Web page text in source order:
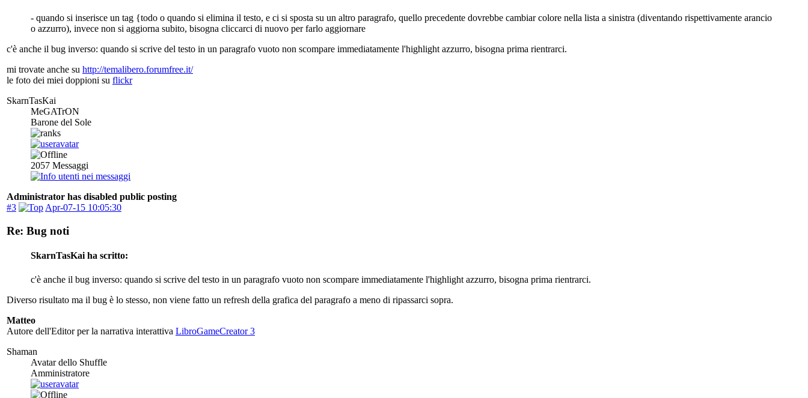
- quando si inserisce un tag {todo o quando si elimina il testo, e ci si sposta su un altro paragrafo, quello precedente dovrebbe cambiar colore nella lista a sinistra (diventando rispettivamente arancio
o azzurro), invece non si aggiorna subito, bisogna cliccarci di nuovo per farlo aggiornare
c'è anche il bug inverso: quando si scrive del testo in un paragrafo vuoto non scompare immediatamente l'highlight azzurro, bisogna prima rientrarci.
mi trovate anche su http://temalibero.forumfree.it/
le foto dei miei doppioni su flickr
SkarnTasKai
MeGATrON
Barone del Sole
2057 Messaggi
Administrator has disabled public posting
#3
Apr-07-15 10:05:30
Re: Bug noti
SkarnTasKai ha scritto:
c'è anche il bug inverso: quando si scrive del testo in un paragrafo vuoto non scompare immediatamente l'highlight azzurro, bisogna prima rientrarci.
Diverso risultato ma il bug è lo stesso, non viene fatto un refresh della grafica del paragrafo a meno di ripassarci sopra.
Matteo
Autore dell'Editor per la narrativa interattiva LibroGameCreator 3
Shaman
Avatar dello Shuffle
Amministratore